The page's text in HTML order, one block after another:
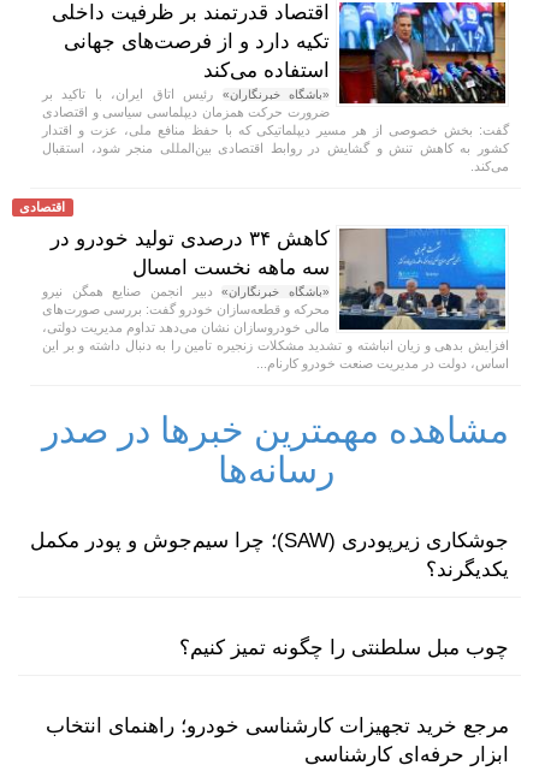
اقتصاد قدرتمند بر ظرفیت داخلی
تکیه دارد و از فرصت‌های جهانی
استفاده می‌کند
«باشگاه خبرنگاران» رئیس اتاق ایران، با تاکید بر
ضرورت حرکت همزمان دیپلماسی سیاسی و اقتصادی
گفت: بخش خصوصی از هر مسیر دیپلماتیکی که با حفظ منافع ملی، عزت و اقتدار
کشور به کاهش تنش و گشایش در روابط اقتصادی بین‌المللی منجر شود، استقبال
می‌کند.
اقتصادی
کاهش ۳۴ درصدی تولید خودرو در
سه ماهه نخست امسال
«باشگاه خبرنگاران»دبیر انجمن صنایع همگن نیرو
محرکه و قطعه‌سازان خودرو گفت: بررسی صورت‌های
مالی خودروسازان نشان می‌دهد تداوم مدیریت دولتی،
افزایش بدهی و زیان انباشته و تشدید مشکلات زنجیره تامین را به دنبال داشته و بر این
اساس، دولت در مدیریت صنعت خودرو کارنام...
مشاهده مهمترین خبرها در صدر
رسانه‌ها
جوشکاری زیرپودری (SAW)؛ چرا سیم‌جوش و پودر مکمل
یکدیگرند؟
چوب مبل سلطنتی را چگونه تمیز کنیم؟
مرجع خرید تجهیزات کارشناسی خودرو؛ راهنمای انتخاب
ابزار حرفه‌ای کارشناسی